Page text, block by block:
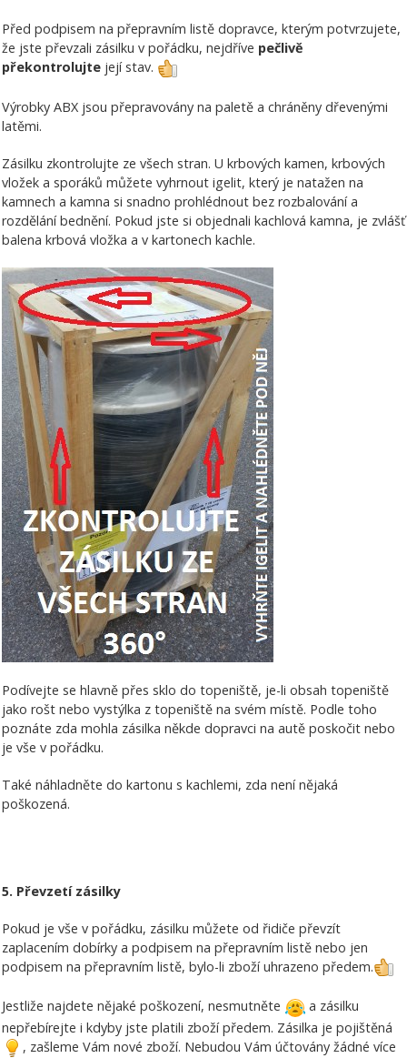
Před podpisem na přepravním listě dopravce, kterým potvrzujete,
že jste převzali zásilku v pořádku, nejdříve pečlivě
překontrolujte její stav.
Výrobky ABX jsou přepravovány na paletě a chráněny dřevenými
latěmi.
Zásilku zkontrolujte ze všech stran. U krbových kamen, krbových
vložek a sporáků můžete vyhrnout igelit, který je natažen na
kamnech a kamna si snadno prohlédnout bez rozbalování a
rozdělání bednění. Pokud jste si objednali kachlová kamna, je zvlášť
balena krbová vložka a v kartonech kachle.
Podívejte se hlavně přes sklo do topeniště, je-li obsah topeniště
jako rošt nebo vystýlka z topeniště na svém místě. Podle toho
poznáte zda mohla zásilka někde dopravci na autě poskočit nebo
je vše v pořádku.
Také náhladněte do kartonu s kachlemi, zda není nějaká
poškozená.
5. Převzetí zásilky
Pokud je vše v pořádku, zásilku můžete od řidiče převzít
zaplacením dobírky a podpisem na přepravním listě nebo jen
podpisem na přepravním listě, bylo-li zboží uhrazeno předem.
Jestliže najdete nějaké poškození, nesmutněte
a zásilku
nepřebírejte i kdyby jste platili zboží předem. Zásilka je pojištěná
, zašleme Vám nové zboží. Nebudou Vám účtovány žádné více